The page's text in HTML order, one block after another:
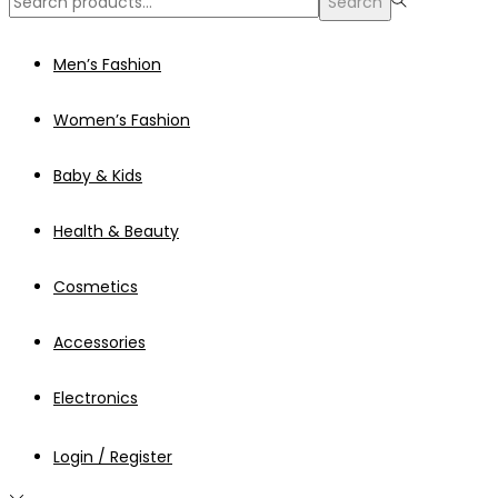
Men’s Fashion
Women’s Fashion
Baby & Kids
Health & Beauty
Cosmetics
Accessories
Electronics
Login / Register